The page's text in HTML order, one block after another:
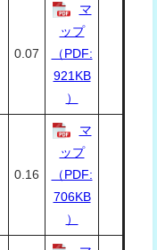
0.07
マ
ップ
（PDF:
921KB
）
0.16
マ
ップ
（PDF:
706KB
）